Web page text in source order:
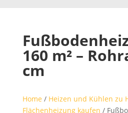
160 m² –
cm
Home / Heizen und Kühlen zu
Flächenheizung kaufen /